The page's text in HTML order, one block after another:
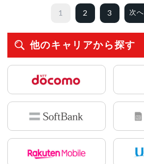
1 2 3 次へ
他のキャリアから探す